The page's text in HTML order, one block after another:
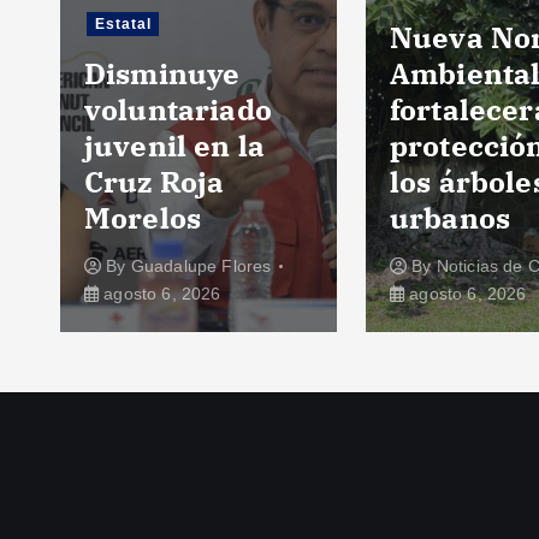
Estatal
Disminuye
voluntariado
juvenil en la
Cruz Roja
Morelos
ByGuadalupe Flores
agosto 6, 2026
Nueva
los
urbanos
ByNoticias de
agosto 6, 2026